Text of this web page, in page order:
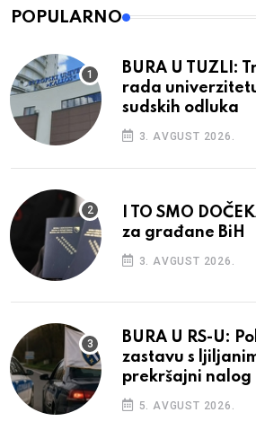
POPULARNO
BURA U TUZLI:
rada
sudskih odluka
3. AVGUST 2026.
I TO SMO
za građane BiH
3. AVGUST 2026.
BURA U RS-U:
zastavu s
prekršajni nalog
5. AVGUST 2026.